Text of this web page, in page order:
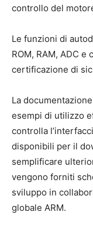
controllo del
Le funzioni di
ROM, RAM, ADC
certificazione di
La
esempi di utilizzo
controlla
disponibili per il
semplificare
vengono forniti
sviluppo in
globale ARM.